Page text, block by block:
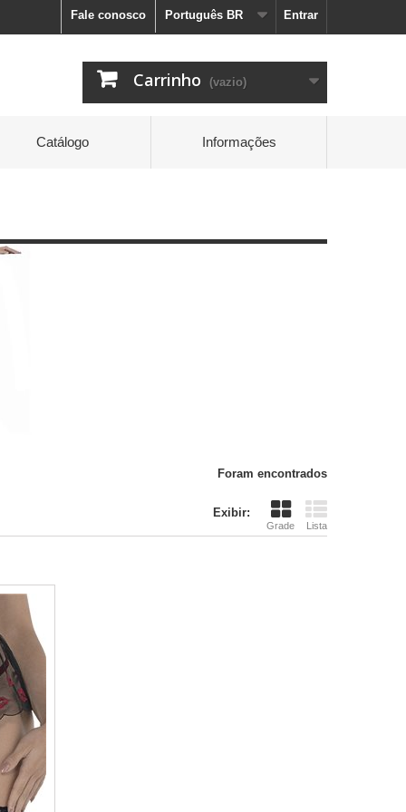
Entrar
Português BR
Fale conosco
Carrinho (vazio)
Catálogo Informações
Foram encontrados
Exibir:
Grade Lista